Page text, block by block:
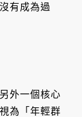
有成為過
外一個核心
為「年輕群